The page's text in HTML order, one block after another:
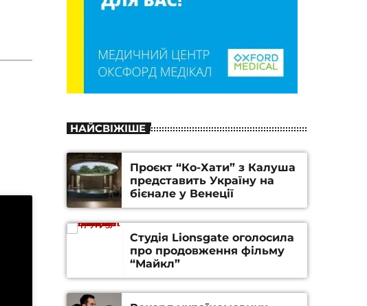
НАЙСВІЖІШЕ
Проєкт “Ко-Хати” з Калуша
представить Україну на
бієнале у Венеції
Студія Lionsgate оголосила
про продовження фільму
“Майкл”